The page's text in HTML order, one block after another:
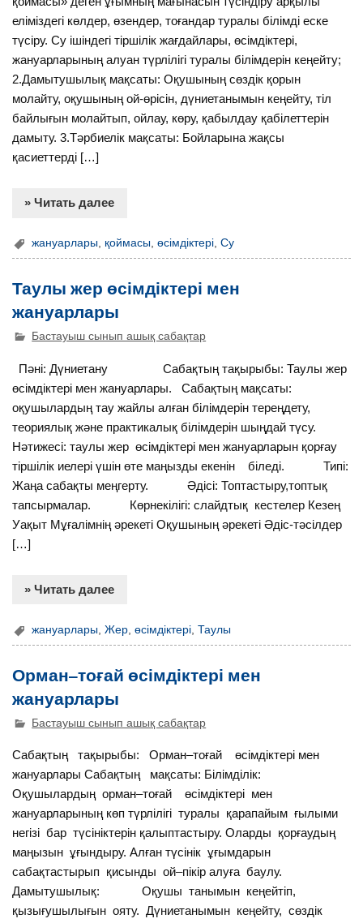
еліміздегі көлдер, өзендер, тоғандар туралы білімді еске
түсіру. Су ішіндегі тіршілік жағдайлары, өсімдіктері,
жануарларының алуан түрлілігі туралы білімдерін кеңейту;
2.Дамытушылық мақсаты: Оқушының сөздік қорын
молайту, оқушының ой-өрісін, дүниетанымын кеңейту, тіл
байлығын молайтып, ойлау, көру, қабылдау қабілеттерін
дамыту. 3.Тәрбиелік мақсаты: Бойларына жақсы
қасиеттерді […]
» Читать далее
жануарлары қоймасы ,өсімдіктері ,Су
Таулы жер өсімдіктері мен
жануарлары
Бастауыш сынып ашық сабақтар
Пәні: Дүниетану Сабақтың тақырыбы: Таулы жер
өсімдіктері мен жануарлары. Сабақтың мақсаты:
оқушылардың тау жайлы алған білімдерін тереңдету,
теориялық және практикалық білімдерін шыңдай түсу.
Нәтижесі: таулы жер өсімдіктері мен жануарларын қорғау
тіршілік иелері үшін өте маңызды екенін біледі. Типі:
Жаңа сабақты меңгерту. Әдісі: Топтастыру,топтық
тапсырмалар. Көрнекілігі: слайдтық кестелер Кезең
Уақыт Мұғалімнің әрекеті Оқушының әрекеті Әдіс-тәсілдер
[…]
» Читать далее
жануарлары ,Жер ,өсімдіктері ,Таулы
Орман–тоғай өсімдіктері мен
жануарлары
Бастауыш сынып ашық сабақтар
Сабақтың тақырыбы: Орман–тоғай өсімдіктері мен
жануарлары Сабақтың мақсаты: Білімділік:
Оқушылардың орман–тоғай өсімдіктері мен
жануарларының көп түрлілігі туралы қарапайым ғылыми
негізі бар түсініктерін қалыптастыру. Оларды қорғаудың
маңызын ұғындыру. Алған түсінік ұғымдарын
сабақтастырып қисынды ой–пікір алуға баулу.
Дамытушылық: Оқушы танымын кеңейтіп,
қызығушылығын ояту. Дүниетанымын кеңейту, сөздік